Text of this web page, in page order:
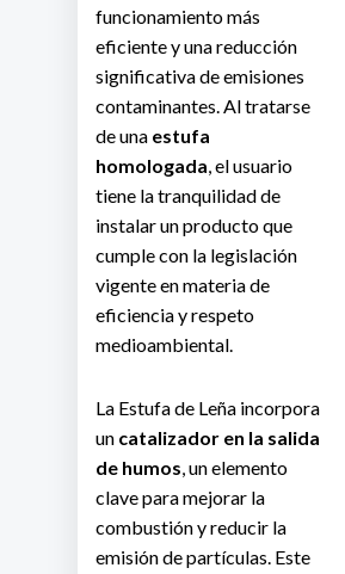
funcionamiento más
eficiente y una reducción
significativa de emisiones
contaminantes. Al tratarse
de una estufa
homologada, el usuario
tiene la tranquilidad de
instalar un producto que
cumple con la legislación
vigente en materia de
eficiencia y respeto
medioambiental.
La Estufa de Leña incorpora
un catalizador en la salida
de humos, un elemento
clave para mejorar la
combustión y reducir la
emisión de partículas. Este